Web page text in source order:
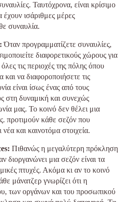
Ταυτόχρονα, είναι κρίσιμο
έχουν ισάριθμες μέρες
συναυλία.
Όταν προγραμματίζετε συναυλίες,
διαφορετικούς χώρους για
τις περιοχές της πόλης όπου
και να διαφοροποιήσετε τις
είναι ίσως ένας από τους
στη δυναμική και συνεχώς
μας. Το κοινό δεν θέλει μια
προτιμούν κάθε σεζόν που
και καινοτόμα στοιχεία.
Πιθανώς η μεγαλύτερη πρόκληση
διοργανώνει μια σεζόν είναι τα
πτυχές. Ακόμα κι αν το κοινό
μάνατζερ γνωρίζει ότι η
των οργάνων και του προσωπικού